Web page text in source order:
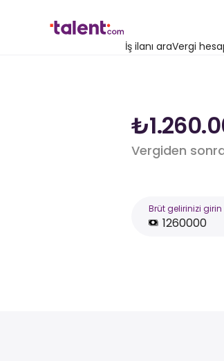
İş ilanı araVergi
Vergiden
Brüt gelirinizi girin